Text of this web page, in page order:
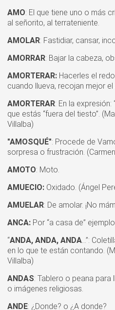
AMO: El que tiene uno o más
al señorito, al terrateniente.
AMOLAR: Fastidiar, cansar,
AMORRAR: Bajar la cabeza,
AMORTERAR: Hacerles el
cuando llueva, recojan mejor el
AMORTERAR: En la
que estás “fuera del tiesto”.
Villalba)
"AMOSQUÉ": Procede de
sorpresa o frustración.
AMOTO: Moto.
AMUECIO: Oxidado. (Ángel
AMUELAR: De amolar. ¡No
ANCA: Por “a casa de”
“ANDA, ANDA, ANDA …”:
en lo que te están contando.
Villalba)
ANDAS: Tablero o peana
o imágenes religiosas.
ANDE: ¿Donde? o ¿A donde?